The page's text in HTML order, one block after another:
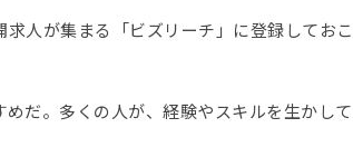
人が集まる「ビズリーチ」に登録しておこ
だ。多くの人が、経験やスキルを生かして